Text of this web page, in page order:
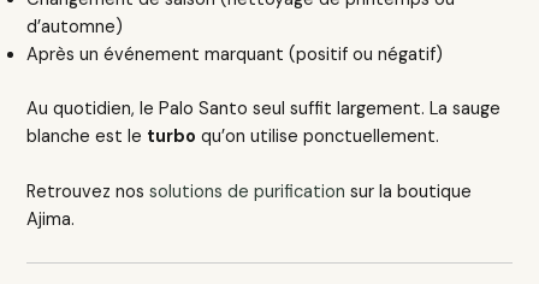
d’automne)
Après un événement marquant (positif ou négatif)
Au quotidien, le Palo Santo seul suffit largement. La sauge
blanche est le turbo qu’on utilise ponctuellement.
Retrouvez nossolutions de purification sur la boutique
Ajima.